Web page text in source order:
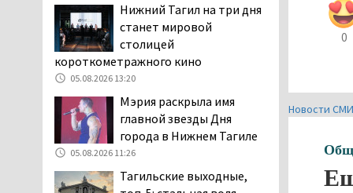
0
Новости
Нижнего Тагила
05.08.2026 17:59
Директора уральского
предприятия по
«Упырь» подорвали в автомобиле
под Екатеринбургом
05.08.2026 17:05
причины массового мора
Нижний Тагил на три дня
станет мировой
столицей
короткометражного кино
05.08.2026 13:20
Мэрия раскрыла имя
главной звезды Дня
города в Нижнем Тагиле
05.08.2026 11:26
Тагильские выходные,